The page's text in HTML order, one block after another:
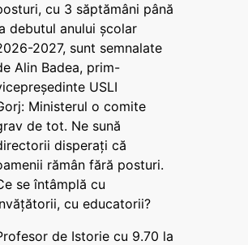
cu 3 săptămâni până
debutul anului școlar
2027, sunt semnalate
Alin Badea, prim-
USLI
Ministerul o comite
de tot. Ne sună
disperați că
rămân fără posturi.
se întâmplă cu
cu educatorii?
de Istorie cu 9.70 la